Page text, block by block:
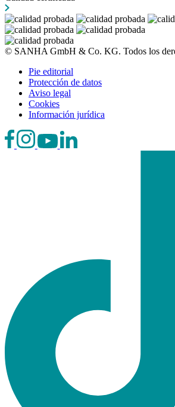
© SANHA GmbH & Co. KG. Todos los
Pie editorial
Protección de datos
Aviso legal
Cookies
Información jurídica